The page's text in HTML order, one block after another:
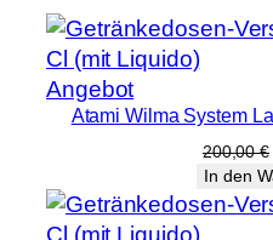
AngebotProdukt
im
Angebot
Atami Wilma System
200,00€
In den